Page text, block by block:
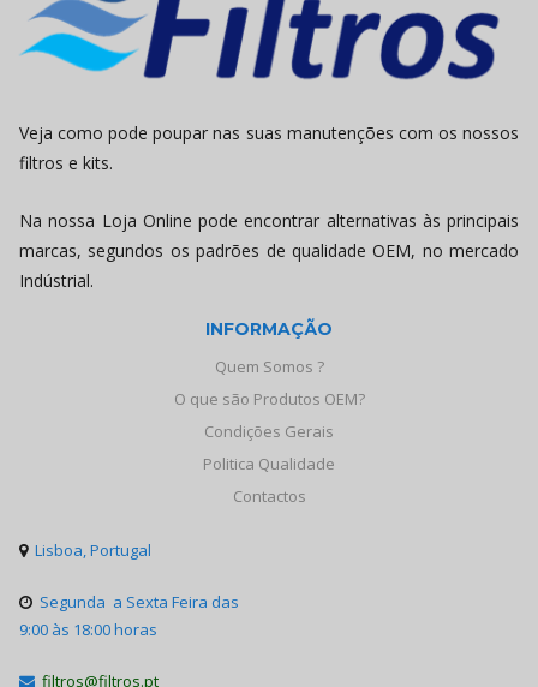
Veja como pode poupar nas suas manutenções com os nossos
filtros e kits.
Na nossa Loja Online pode encontrar alternativas às principais
marcas, segundos os padrões de qualidade OEM, no mercado
Indústrial.
INFORMAÇÃO
Quem Somos ?
O que são Produtos OEM?
Condições Gerais
Politica Qualidade
Contactos
 Lisboa, Portugal
 Segunda a Sexta Feira das
9:00 às 18:00 horas
 filtros@filtros.pt